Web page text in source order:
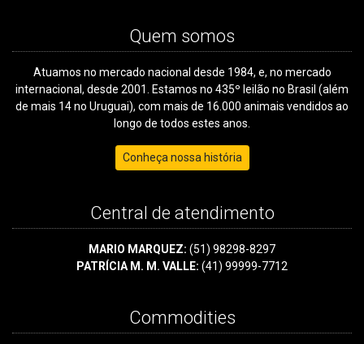
Quem somos
Atuamos no mercado nacional desde 1984, e, no mercado
internacional, desde 2001. Estamos no 435º leilão no Brasil (além
de mais 14 no Uruguai), com mais de 16.000 animais vendidos ao
longo de todos estes anos.
Conheça nossa história
Central de atendimento
MARIO MARQUEZ: (51) 98298-8297
PATRÍCIA M. M. VALLE: (41) 99999-7712
Commodities